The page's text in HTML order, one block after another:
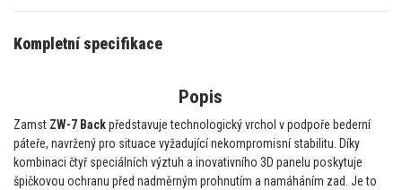
Kompletní specifikace
Popis
Zamst ZW-7 Backpředstavuje technologický vrchol v podpoře bederní
páteře, navržený pro situace vyžadující nekompromisní stabilitu. Díky
kombinaci čtyř speciálních výztuh a inovativního 3D panelu poskytuje
špičkovou ochranu před nadměrným prohnutím a namáháním zad. Je to